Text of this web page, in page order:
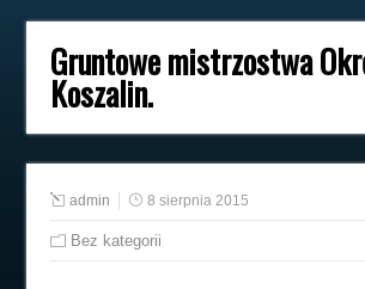
Gruntowe mistrzostwa
Koszalin.
admin 8 sierpnia 2015
Bez kategorii